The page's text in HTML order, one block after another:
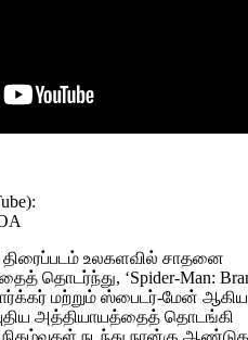
திரைப்படம் உலகளவில் சாதனை
தொடர்ந்து, ‘Spider-Man:
மற்றும் ஸ்பைடர்-மேன் ஆகிய
புதிய அத்தியாயத்தைத் தொடங்கி
நிகழ்வுகள் நடந்து நான்கு